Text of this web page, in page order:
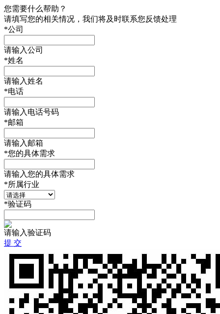
您需要什么帮助？
请填写您的相关情况，我们将及时联系您反馈处理
*公司
请输入公司
*姓名
请输入姓名
*电话
请输入电话号码
*邮箱
请输入邮箱
*您的具体需求
请输入您的具体需求
*所属行业
*验证码
请输入验证码
提 交